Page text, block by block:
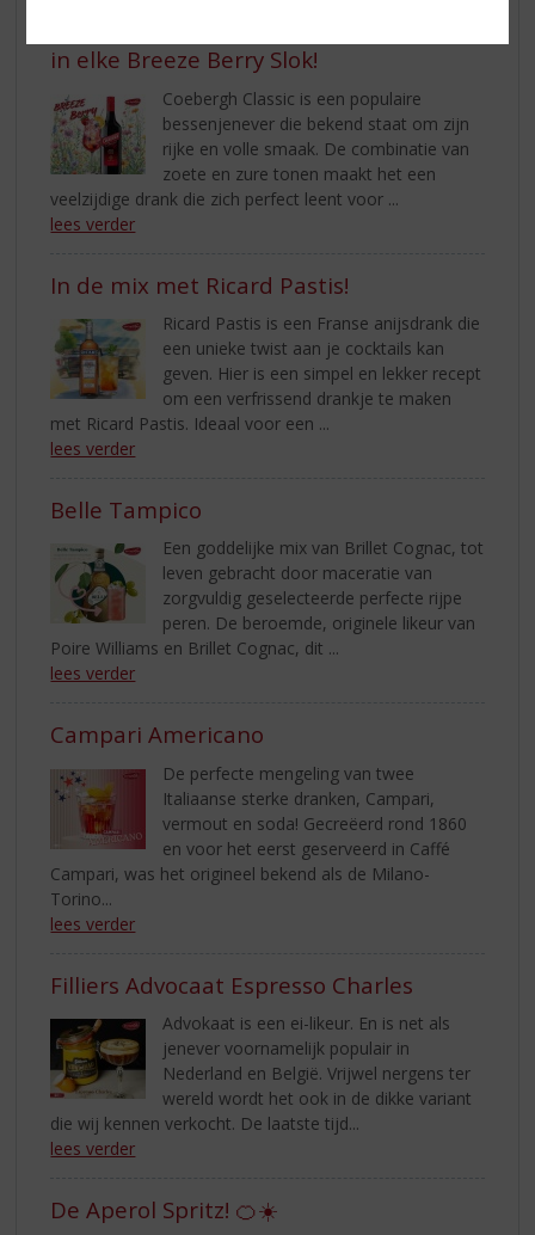
in elke Breeze Berry Slok!
Coebergh Classic is een populaire
bessenjenever die bekend staat om zijn
rijke en volle smaak. De combinatie van
zoete en zure tonen maakt het een
veelzijdige drank die zich perfect leent voor ...
lees verder
In de mix met Ricard Pastis!
Ricard Pastis is een Franse anijsdrank die
een unieke twist aan je cocktails kan
geven. Hier is een simpel en lekker recept
om een verfrissend drankje te maken
met Ricard Pastis. Ideaal voor een ...
lees verder
Belle Tampico
Een goddelijke mix van Brillet Cognac, tot
leven gebracht door maceratie van
zorgvuldig geselecteerde perfecte rijpe
peren. De beroemde, originele likeur van
Poire Williams en Brillet Cognac, dit ...
lees verder
Campari Americano
De perfecte mengeling van twee
Italiaanse sterke dranken, Campari,
vermout en soda! Gecreëerd rond 1860
en voor het eerst geserveerd in Caffé
Campari, was het origineel bekend als de Milano-
Torino...
lees verder
Filliers Advocaat Espresso Charles
Advokaat is een ei-likeur. En is net als
jenever voornamelijk populair in
Nederland en België. Vrijwel nergens ter
wereld wordt het ook in de dikke variant
die wij kennen verkocht. De laatste tijd...
lees verder
De Aperol Spritz! 🍊☀️